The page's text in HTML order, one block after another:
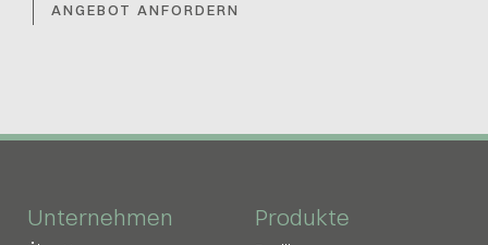
ANGEBOT ANFORDERN
Unternehmen Produkte